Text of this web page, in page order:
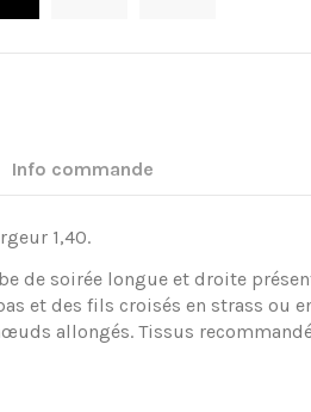
Info commande
1,40.
de soirée longue et droite
et des fils croisés en strass ou
allongés. Tissus